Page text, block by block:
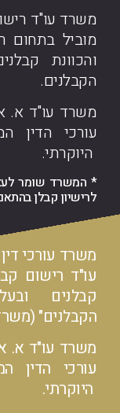
משרד עו"ד
מוביל בתחום
והכוונת
הקבלנים.
משרד עו"ד א.
היוקרתי.
* המשרד שומר
לרישיון קבלן
משרד עורכי
עו"ד רישום
קבלנים
הקבלנים"
משרד עו"ד א.
היוקרתי.